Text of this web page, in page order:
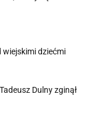
wiejskimi dziećmi
Dulny zginął